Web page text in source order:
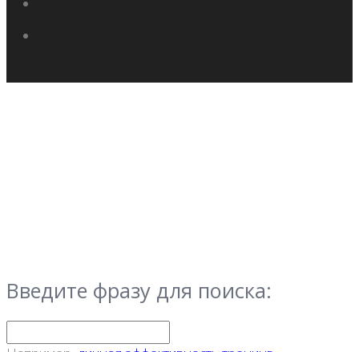
Введите фразу для поиска: